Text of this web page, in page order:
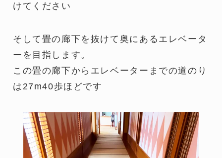
けてください
そして畳の廊下を抜けて奥にあるエレベータ
ーを目指します。
この畳の廊下からエレベーターまでの道のり
は27m40歩ほどです